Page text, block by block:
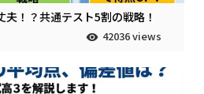
！？共通テスト5割の戦略！
42036 views